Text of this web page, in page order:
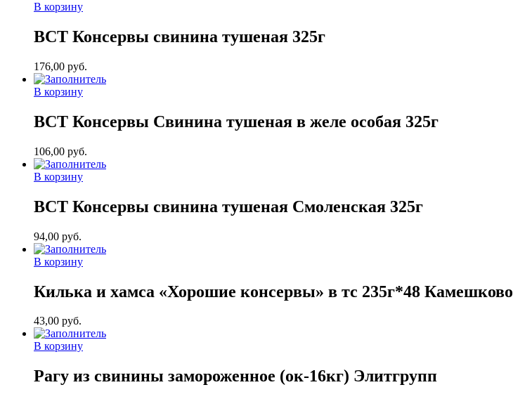
В корзину
ВСТ Консервы свинина тушеная 325г
176,00 руб.
В корзину
ВСТ Консервы Свинина тушеная в желе особая 325г
106,00 руб.
В корзину
ВСТ Консервы свинина тушеная Смоленская 325г
94,00 руб.
В корзину
Килька и хамса «Хорошие консервы» в тс 235г*48 Камешково
43,00 руб.
В корзину
Рагу из свинины замороженное (ок-16кг) Элитгрупп